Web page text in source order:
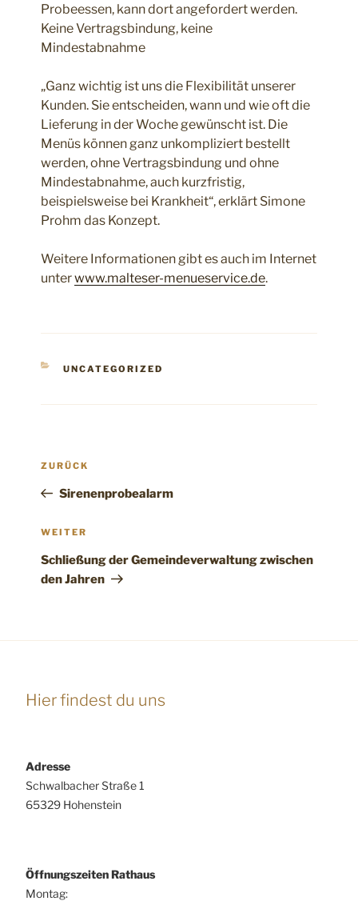
Probeessen, kann dort angefordert werden.
Keine Vertragsbindung, keine
Mindestabnahme
„Ganz wichtig ist uns die Flexibilität unserer
Kunden. Sie entscheiden, wann und wie oft die
Lieferung in der Woche gewünscht ist. Die
Menüs können ganz unkompliziert bestellt
werden, ohne Vertragsbindung und ohne
Mindestabnahme, auch kurzfristig,
beispielsweise bei Krankheit“, erklärt Simone
Prohm das Konzept.
Weitere Informationen gibt es auch im Internet
unterwww.malteser-menueservice.de.
KATEGORIEN
UNCATEGORIZED
Vorheriger
ZURÜCK
Sirenenprobealarm
Nächster
WEITER
Schließung der Gemeindeverwaltung zwischen
den Jahren
Hier findest du uns
Adresse
Schwalbacher Straße 1
65329 Hohenstein
Öffnungszeiten Rathaus
Montag: